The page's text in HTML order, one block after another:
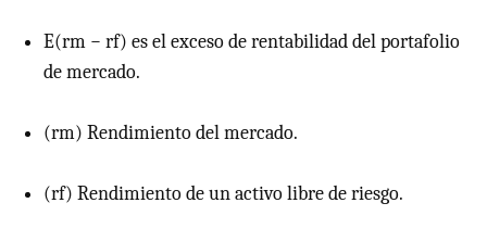
E(rm − rf) es el exceso de rentabilidad del portafolio
de mercado.
(rm) Rendimiento del mercado.
(rf) Rendimiento de un activo libre de riesgo.